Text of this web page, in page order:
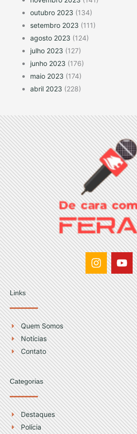
outubro 2023 (134)
setembro 2023 (111)
agosto 2023 (124)
julho 2023 (127)
junho 2023 (176)
maio 2023 (174)
abril 2023 (228)
I
n
s
t
a
g
r
a
m
Y
o
u
t
u
b
e
Links
Quem Somos
Notícias
Contato
Categorias
Destaques
Polícia